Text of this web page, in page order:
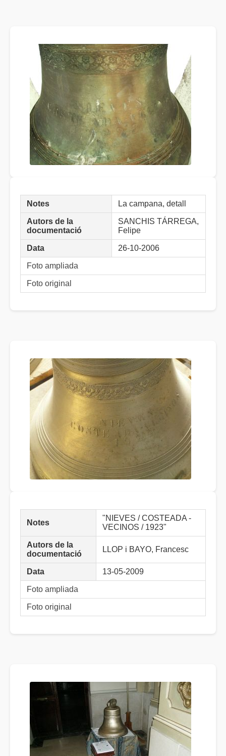
Notes La campana, detall
Autors de la
documentació
SANCHIS TÁRREGA,
Felipe
Data 26-10-2006
Foto ampliada
Foto original
Notes
"NIEVES / COSTEADA -
VECINOS / 1923"
Autors de la
documentació
LLOP i BAYO, Francesc
Data 13-05-2009
Foto ampliada
Foto original